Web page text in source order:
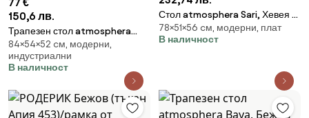
77 €
150,6 лв.
Трапезен стол atmosphera
Slano, Букле, Бял
84×54×52 cм, модерни,
индустриални
В наличност
Стол atmosphera Sari, Хевея -
Бял
78×51×56 cм, модерни, плат
В наличност